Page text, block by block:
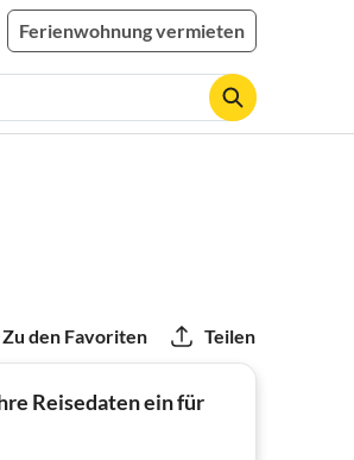
Ferienwohnung vermieten
Zu den Favoriten Teilen
Reisedaten ein für